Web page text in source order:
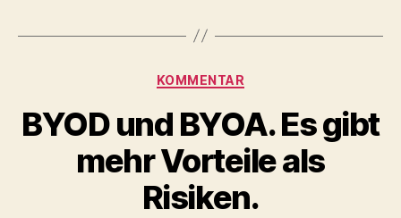
Categories
KOMMENTAR
BYOD und BYOA. Es gibt
mehr Vorteile als
Risiken.